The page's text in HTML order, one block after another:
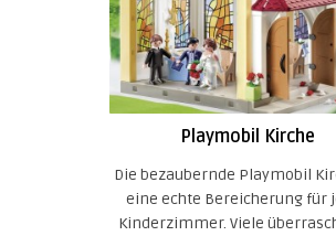
Playmobil Kirche
Die bezaubernde Playmobil
eine echte Bereicherung für
Kinderzimmer. Viele